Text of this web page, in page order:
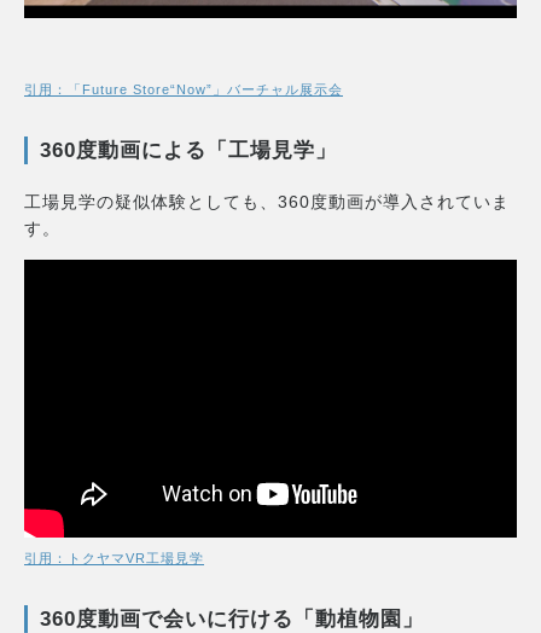
引用：「Future Store“Now”」バーチャル展示会
360度動画による「工場見学」
工場見学の疑似体験としても、360度動画が導入されていま
す。
引用：トクヤマVR工場見学
360度動画で会いに行ける「動植物園」